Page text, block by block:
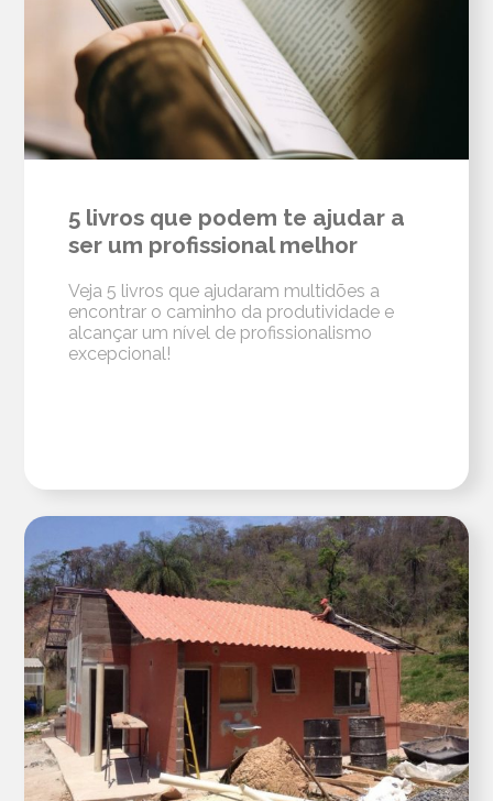
5 livros que podem te ajudar a
ser um profissional melhor
Veja 5 livros que ajudaram multidões a
encontrar o caminho da produtividade e
alcançar um nível de profissionalismo
excepcional!